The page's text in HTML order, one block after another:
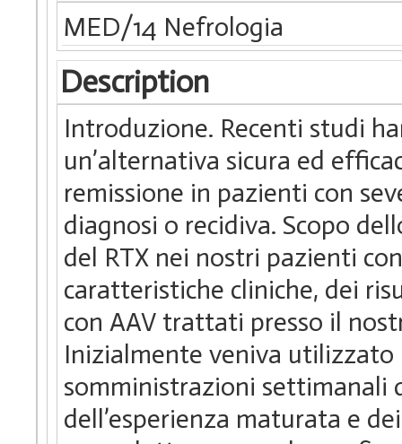
MED/14 Nefrologia
Description
Introduzione. Recenti studi
un’alternativa sicura ed
remissione in pazienti con
diagnosi o recidiva. Scopo
del RTX nei nostri pazienti
caratteristiche cliniche, dei
con AAV trattati presso il
Inizialmente veniva utilizzato
somministrazioni settimanali
dell’esperienza maturata e